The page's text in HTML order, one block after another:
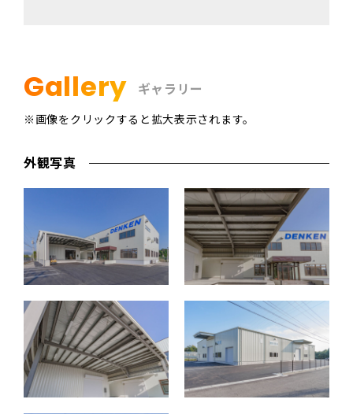
Gallery ギャラリー
※画像をクリックすると拡大表示されます。
外観写真